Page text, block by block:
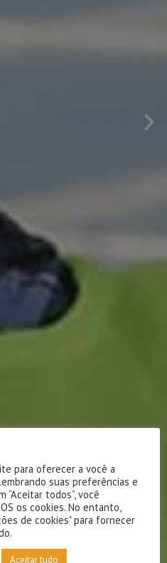
para oferecer a você a
suas preferências e
“Aceitar todos”, você
os cookies. No entanto,
de cookies" para fornecer
Aceitar tudo